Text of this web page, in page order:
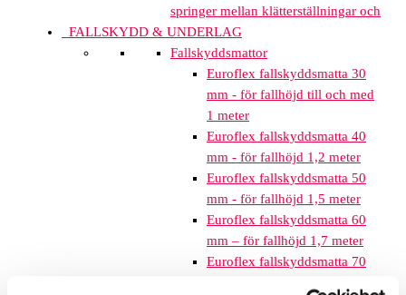
springer mellan klätterställningar och
FALLSKYDD & UNDERLAG
Fallskyddsmattor
Euroflex fallskyddsmatta 30
mm - för fallhöjd till och med
1 meter
Euroflex fallskyddsmatta 40
mm - för fallhöjd 1,2 meter
Euroflex fallskyddsmatta 50
mm - för fallhöjd 1,5 meter
Euroflex fallskyddsmatta 60
mm – för fallhöjd 1,7 meter
Euroflex fallskyddsmatta 70